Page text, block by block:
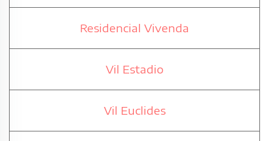
Residencial Vivenda
Vil Estadio
Vil Euclides